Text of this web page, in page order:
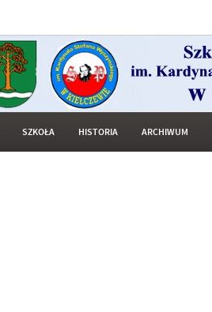
SZKOŁA HISTORIA ARCHIWUM